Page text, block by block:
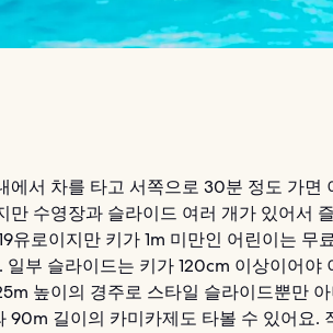
에서 차를 타고 서쪽으로 30분 정도 가면
만 수영장과 슬라이드 여러 개가 있어서
유로이지만 키가 1m 미만인 어린이는 무
일부 슬라이드는 키가 120cm 이상이어야
높이의 경주로 스타일 슬라이드뿐만
90m 길이의 카미카제도 타볼 수 있어요.